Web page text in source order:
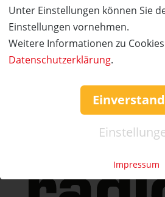
Unter Einstellungen können Sie
Einstellungen vornehmen.
Weitere Informationen zu
Datenschutzerklärung.
Impressum
Service &
Mo. - Fr. 09:00-
Tel.: +49 (0)941 46
»info@coupon-